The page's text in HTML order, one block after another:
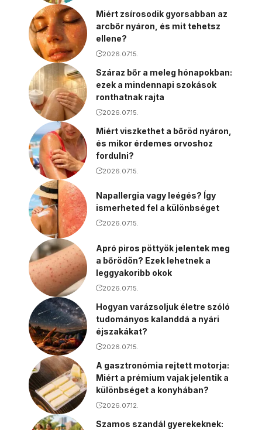
Miért zsírosodik gyorsabban az
arcbőr nyáron, és mit tehetsz
ellene?
2026.07.15.
Száraz bőr a meleg hónapokban:
ezek a mindennapi szokások
ronthatnak rajta
2026.07.15.
Miért viszkethet a bőröd nyáron,
és mikor érdemes orvoshoz
fordulni?
2026.07.15.
Napallergia vagy leégés? Így
ismerheted fel a különbséget
2026.07.15.
Apró piros pöttyök jelentek meg
a bőrödön? Ezek lehetnek a
leggyakoribb okok
2026.07.15.
Hogyan varázsoljuk életre szóló
tudományos kalanddá a nyári
éjszakákat?
2026.07.15.
A gasztronómia rejtett motorja:
Miért a prémium vajak jelentik a
különbséget a konyhában?
2026.07.12.
Szamos szandál gyerekeknek: